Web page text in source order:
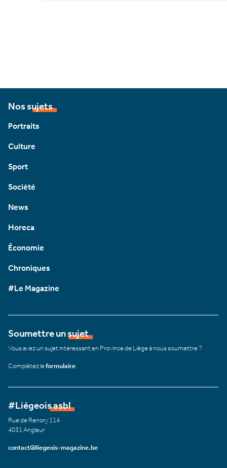
Nos sujets
Portraits
Culture
Sport
Société
News
Horeca
Économie
Chroniques
#Le Magazine
Soumettre un sujet
Vous avez un sujet intéressant en Province de Liège à nous soumettre ?
Complétez leformulaire
#Liégeois asbl
Rue de Renory 114
4031 Angleur
contact@liegeois-magazine.be